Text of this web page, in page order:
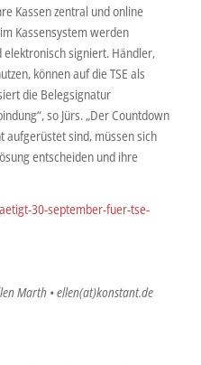
Kassen zentral und online
Kassensystem werden
signiert. Händler,
können auf die TSE als
die Belegsignatur
so Jürs. „Der Countdown
aufgerüstet sind, müssen sich
entscheiden und ihre
30-september-fuer-tse-
Marth • ellen(at)konstant.de